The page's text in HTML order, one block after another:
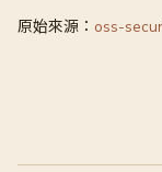
原始來源： oss-